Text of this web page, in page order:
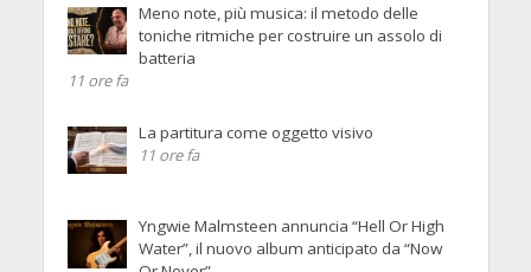
Meno note, più musica: il metodo delle
toniche ritmiche per costruire un assolo di
batteria
11 ore fa
La partitura come oggetto visivo
11 ore fa
Yngwie Malmsteen annuncia “Hell Or High
Water”, il nuovo album anticipato da “Now